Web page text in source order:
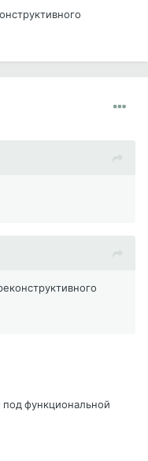
под функциональной